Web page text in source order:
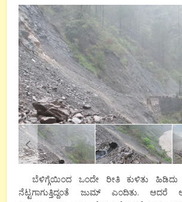
ಬೆಳಿಗ್ಗೆಯಿಂದ ಒಂದೇ ರೀತಿ ಕುಳಿತು ಹಿಡಿದು
ನೆಟ್ಟಗಾಗುತ್ತಿದ್ದಂತೆ ಜುಮ್ ಎಂದಿತು. ಆದರೆ